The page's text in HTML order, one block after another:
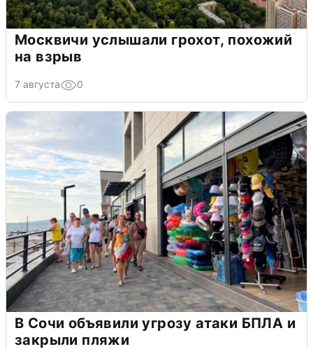
Москвичи услышали грохот, похожий
на взрыв
7 августа 0
В Сочи объявили угрозу атаки БПЛА и
закрыли пляжи